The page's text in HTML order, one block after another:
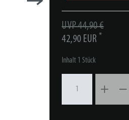
UVP 44,90 €
42,90 EUR *
Inhalt 1 Stück